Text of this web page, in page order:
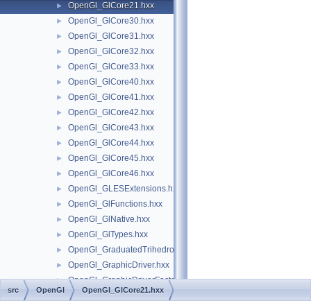
► OpenGl_GlCore21.hxx
► OpenGl_GlCore30.hxx
► OpenGl_GlCore31.hxx
► OpenGl_GlCore32.hxx
► OpenGl_GlCore33.hxx
► OpenGl_GlCore40.hxx
► OpenGl_GlCore41.hxx
► OpenGl_GlCore42.hxx
► OpenGl_GlCore43.hxx
► OpenGl_GlCore44.hxx
► OpenGl_GlCore45.hxx
► OpenGl_GlCore46.hxx
► OpenGl_GLESExtensions.hxx
► OpenGl_GlFunctions.hxx
► OpenGl_GlNative.hxx
► OpenGl_GlTypes.hxx
► OpenGl_GraduatedTrihedron.hxx
► OpenGl_GraphicDriver.hxx
► OpenGl_GraphicDriverFactory.hxx
► OpenGl_Group.hxx
src OpenGl OpenGl_GlCore21.hxx